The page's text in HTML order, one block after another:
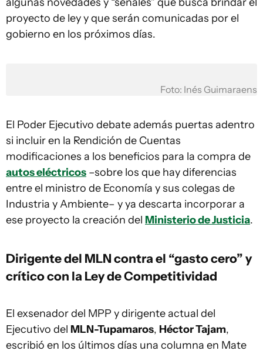
proyecto de ley y que serán comunicadas por el
gobierno en los próximos días.
Foto: Inés Guimaraens
El Poder Ejecutivo debate además puertas adentro
si incluir en la Rendición de Cuentas
modificaciones a los beneficios para la compra de
autos eléctricos –sobre los que hay diferencias
entre el ministro de Economía y sus colegas de
Industria y Ambiente– y ya descarta incorporar a
ese proyecto la creación del Ministerio de Justicia.
Dirigente del MLN contra el “gasto cero” y
crítico con la Ley de Competitividad
El exsenador del MPP y dirigente actual del
Ejecutivo del MLN-Tupamaros, Héctor Tajam,
escribió en los últimos días una columna en Mate